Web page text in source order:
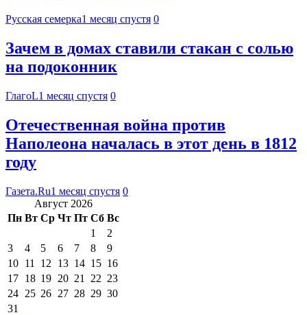
Русская семерка1 месяц спустя 0
Зачем в домах ставили стакан с солью
на подоконник
ГлагоL1 месяц спустя 0
Отечественная война против
Наполеона началась в этот день в 1812
году
Газета.Ru1 месяц спустя 0
Август 2026
Пн Вт Ср Чт Пт Сб Вс
1
2
3
4 5 6 7 8
9
10 11 12 13 14 15 16
17 18 19 20 21 22 23
24 25 26 27 28 29 30
31